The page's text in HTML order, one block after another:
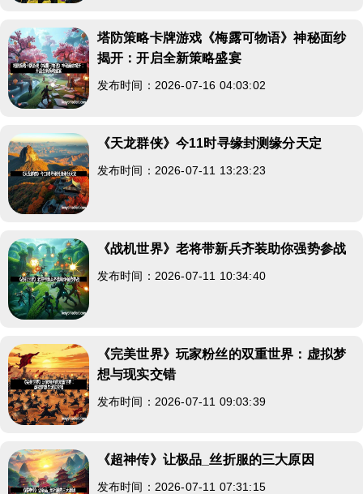
塔防策略卡牌游戏《梅露可物语》神秘面纱
揭开：开启全新策略盛宴
发布时间：2026-07-16 04:03:02
《天龙群侠》今11时寻缘封测缘分天定
发布时间：2026-07-11 13:23:23
《战机世界》老将带新兵齐装助你强势参战
发布时间：2026-07-11 10:34:40
《完美世界》玩家粉丝的双重世界：虚拟梦
想与现实交错
发布时间：2026-07-11 09:03:39
《超神传》让极品_丝折服的三大原因
发布时间：2026-07-11 07:31:15